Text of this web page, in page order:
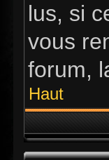
lus, si
vous
forum,
Haut